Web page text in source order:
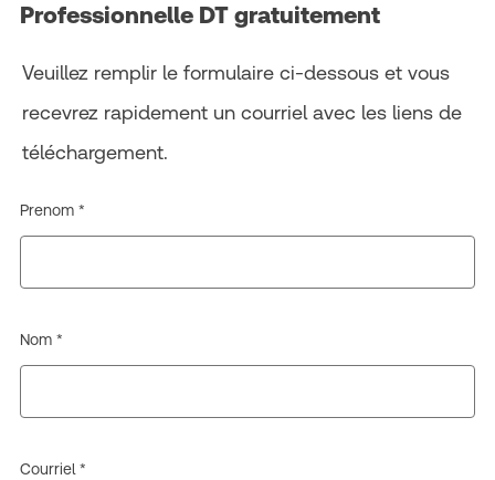
Professionnelle DT gratuitement
Veuillez remplir le formulaire ci-dessous et vous
recevrez rapidement un courriel avec les liens de
téléchargement.
Prenom *
Nom *
Courriel *